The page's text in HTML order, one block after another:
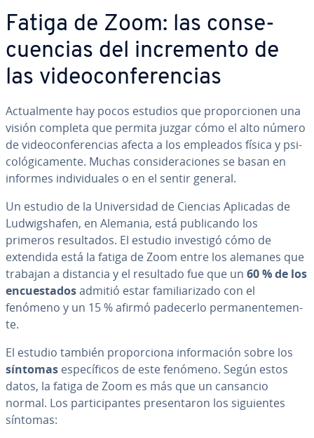
Fatiga de Zoom: las co­n­se­
cue­n­cias del in­cre­me­n­to de
las vi­deo­co­n­fe­re­n­cias
Ac­tua­l­me­n­te hay pocos estudios que pro­po­r­cio­nen una
visión completa que permita juzgar cómo el alto número
de vi­deo­co­n­fe­re­n­cias afecta a los empleados física y psi­
co­ló­gi­ca­me­n­te. Muchas co­n­si­de­ra­cio­nes se basan en
informes in­di­vi­dua­les o en el sentir general.
Un estudio de la Uni­ve­r­si­dad de Ciencias Aplicadas de
Lu­d­wi­g­sha­fen, en Alemania, está pu­bli­ca­n­do los
primeros re­su­l­ta­dos. El estudio investigó cómo de
extendida está la fatiga de Zoom entre los alemanes que
trabajan a distancia y el resultado fue que un 60 % de los
en­cue­s­ta­dosadmitió estar fa­mi­lia­ri­za­do con el
fenómeno y un 15 % afirmó padecerlo pe­r­ma­ne­n­te­me­n­
te.
El estudio también pro­po­r­cio­na in­fo­r­ma­ción sobre los
síntomas es­pe­cí­fi­cos de este fenómeno. Según estos
datos, la fatiga de Zoom es más que un cansancio
normal. Los pa­r­ti­ci­pa­n­tes pre­se­n­ta­ron los si­guie­n­tes
síntomas: